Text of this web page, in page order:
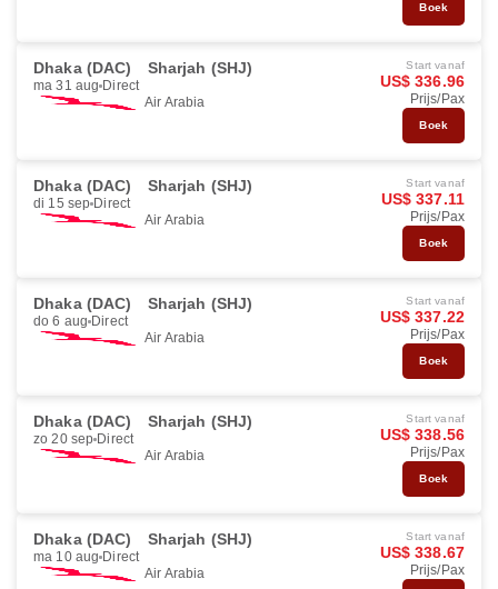
Boek
Dhaka (DAC) Sharjah (SHJ)
ma 31 aug Direct
Air Arabia
Start vanaf
US$ 336.96
Prijs/Pax
Boek
Dhaka (DAC) Sharjah (SHJ)
di 15 sep Direct
Air Arabia
Start vanaf
US$ 337.11
Prijs/Pax
Boek
Dhaka (DAC) Sharjah (SHJ)
do 6 aug Direct
Air Arabia
Start vanaf
US$ 337.22
Prijs/Pax
Boek
Dhaka (DAC) Sharjah (SHJ)
zo 20 sep Direct
Air Arabia
Start vanaf
US$ 338.56
Prijs/Pax
Boek
Dhaka (DAC) Sharjah (SHJ)
ma 10 aug Direct
Air Arabia
Start vanaf
US$ 338.67
Prijs/Pax